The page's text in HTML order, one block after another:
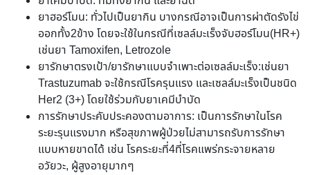
ยาฮอร์โมน: ทั่วไปเป็นยากิน บางกรณีอาจเป็นการผ่าตัดรังไข่
ออกทั้ง2ข้าง โดยจะใช้ในกรณีที่เซลล์มะเร็งจับฮอร์โมน(HR+)
เช่นยา Tamoxifen, Letrozole
ยารักษาตรงเป้า/ยารักษาแบบจำเพาะต่อเซลล์มะเร็ง:เช่นยา
Trastuzumab จะใช้กรณีโรครุนแรง และเซลล์มะเร็งเป็นชนิด
Her2 (3+) โดยใช้ร่วมกับยาเคมีบำบัด
การรักษาประคับประคองตามอาการ: เป็นการรักษาในโรค
ระยะรุนแรงมาก หรือสุขภาพผู้ป่วยไม่สามารถรับการรักษา
แบบหายขาดได้ เช่น โรคระยะที่4ที่โรคแพร่กระจายหลาย
อวัยวะ, ผู้สูงอายุมากๆ